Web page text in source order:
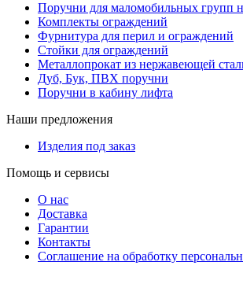
Поручни для маломобильных групп
Комплекты ограждений
Фурнитура для перил и ограждений
Стойки для ограждений
Металлопрокат из нержавеющей
Дуб, Бук, ПВХ поручни
Поручни в кабину лифта
Наши предложения
Изделия под заказ
Помощь и сервисы
О нас
Доставка
Гарантии
Контакты
Соглашение на обработку